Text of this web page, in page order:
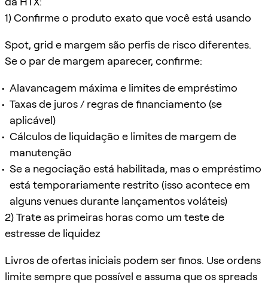
1) Confirme o produto exato que você está usando
Spot, grid e margem são perfis de risco diferentes.
Se o par de margem aparecer, confirme:
Alavancagem máxima e limites de empréstimo
Taxas de juros / regras de financiamento (se
aplicável)
Cálculos de liquidação e limites de margem de
manutenção
Se a negociação está habilitada, mas o empréstimo
está temporariamente restrito (isso acontece em
alguns venues durante lançamentos voláteis)
2) Trate as primeiras horas como um teste de
estresse de liquidez
Livros de ofertas iniciais podem ser finos. Use ordens
limite sempre que possível e assuma que os spreads